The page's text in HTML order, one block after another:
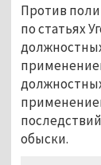
Против
по статьях
обыски.